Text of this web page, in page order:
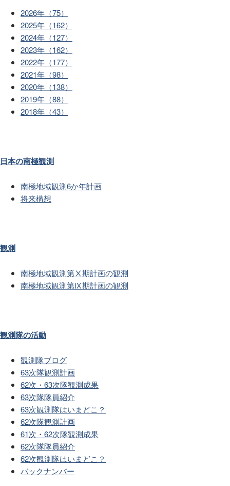
2026年（75）
2025年（162）
2024年（127）
2023年（162）
2022年（177）
2021年（98）
2020年（138）
2019年（88）
2018年（43）
日本の南極観測
南極地域観測6か年計画
将来構想
観測
南極地域観測第Ⅹ期計画の観測
南極地域観測第Ⅸ期計画の観測
観測隊の活動
観測隊ブログ
63次隊観測計画
62次・63次隊観測成果
63次隊隊員紹介
63次観測隊はいまどこ？
62次隊観測計画
61次・62次隊観測成果
62次隊隊員紹介
62次観測隊はいまどこ？
バックナンバー